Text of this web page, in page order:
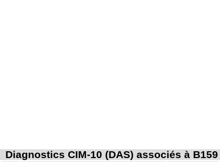
Diagnostics CIM-10 (DAS) associés à B159